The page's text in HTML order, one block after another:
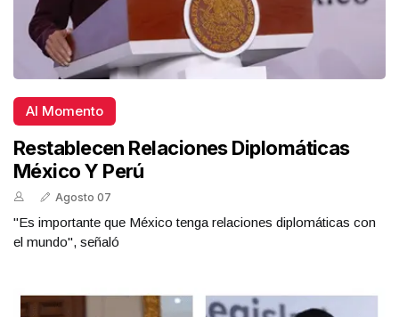
Al Momento
Restablecen Relaciones Diplomáticas
México Y Perú
Agosto 07
"Es importante que México tenga relaciones diplomáticas con
el mundo", señaló